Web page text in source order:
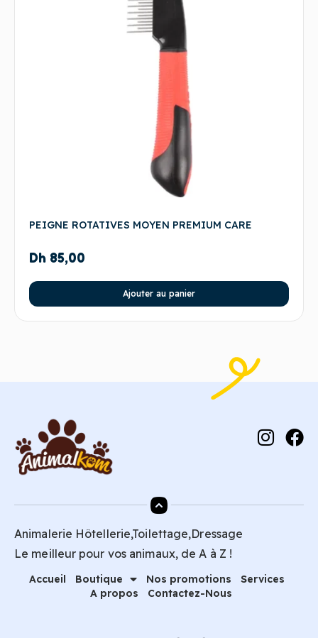
PEIGNE ROTATIVES MOYEN PREMIUM CARE
Dh 85,00
Ajouter au panier
Animalerie Hôtellerie,Toilettage,Dressage
Le meilleur pour vos animaux, de A à Z !
Accueil Boutique Nos promotions
Services
A propos
Contactez-Nous